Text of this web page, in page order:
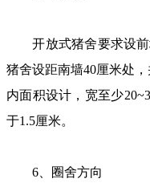
开放式猪舍要求设前
猪舍设距南墙40厘米处
内面积设计，宽至少
于1.5厘米。
6、圈舍方向